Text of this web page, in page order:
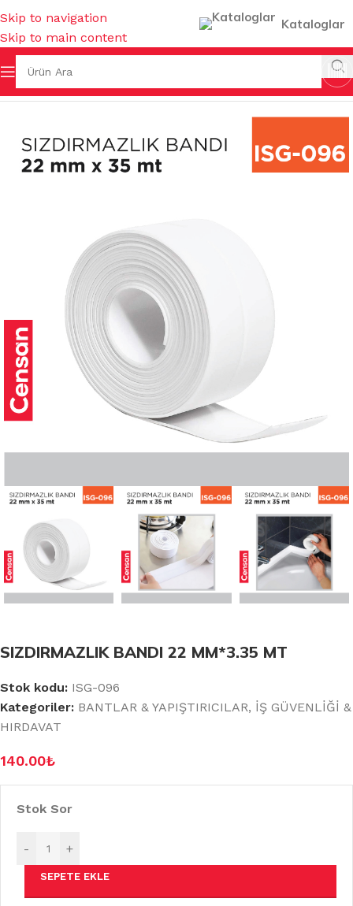
Skip to navigation
Skip to main content
Kataloglar
/ BANTLAR & YAPIŞTIRICILAR
SIZDIRMAZLIK BANDI 22 MM*3.35 MT
Stok kodu: ISG-096
Kategoriler: BANTLAR & YAPIŞTIRICILAR, İŞ GÜVENLİĞİ &
HIRDAVAT
140.00₺
Stok Sor
- +
SEPETE EKLE